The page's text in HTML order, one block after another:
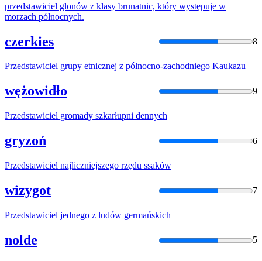
przedstawiciel glonów z klasy brunatnic, który występuje w
morzach północnych.
czerkies 8
Przedstawiciel grupy etnicznej z północno-zachodniego Kaukazu
wężowidło 9
Przedstawiciel gromady szkarłupni dennych
gryzoń 6
Przedstawiciel najliczniejszego rzędu ssaków
wizygot 7
Przedstawiciel jednego z ludów germańskich
nolde 5